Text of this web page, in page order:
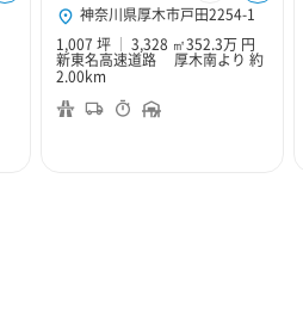
神奈川県厚木市戸田2254-1
1,007 坪
3,328 ㎡352.3万 円
新東名高速道路 厚木南より 約
2.00km